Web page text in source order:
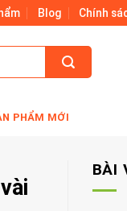
Blog Chính
PHẨM MỚI
BÀI